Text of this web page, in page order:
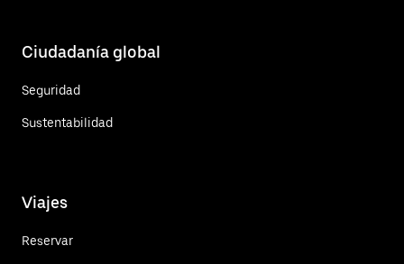
Ciudadanía global
Seguridad
Sustentabilidad
Viajes
Reservar